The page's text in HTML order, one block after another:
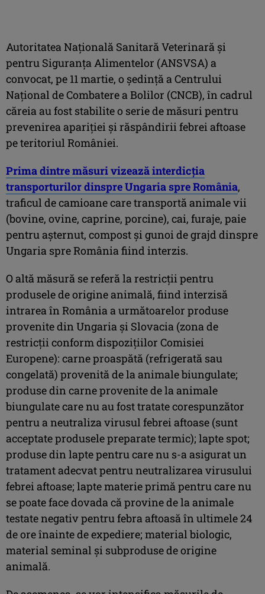
Autoritatea Naţională Sanitară Veterinară şi
pentru Siguranţa Alimentelor (ANSVSA) a
convocat, pe 11 martie, o şedinţă a Centrului
Naţional de Combatere a Bolilor (CNCB), în cadrul
căreia au fost stabilite o serie de măsuri pentru
prevenirea apariţiei şi răspândirii febrei aftoase
pe teritoriul României.
Prima dintre măsuri vizează interdicţia
transporturilor dinspre Ungaria spre România,
traficul de camioane care transportă animale vii
(bovine, ovine, caprine, porcine), cai, furaje, paie
pentru aşternut, compost şi gunoi de grajd dinspre
Ungaria spre România fiind interzis.
O altă măsură se referă la restricţii pentru
produsele de origine animală, fiind interzisă
intrarea în România a următoarelor produse
provenite din Ungaria şi Slovacia (zona de
restricţii conform dispoziţiilor Comisiei
Europene): carne proaspătă (refrigerată sau
congelată) provenită de la animale biungulate;
produse din carne provenite de la animale
biungulate care nu au fost tratate corespunzător
pentru a neutraliza virusul febrei aftoase (sunt
acceptate produsele preparate termic); lapte spot;
produse din lapte pentru care nu s-a asigurat un
tratament adecvat pentru neutralizarea virusului
febrei aftoase; lapte materie primă pentru care nu
se poate face dovada că provine de la animale
testate negativ pentru febra aftoasă în ultimele 24
de ore înainte de expediere; material biologic,
material seminal şi subproduse de origine
animală.